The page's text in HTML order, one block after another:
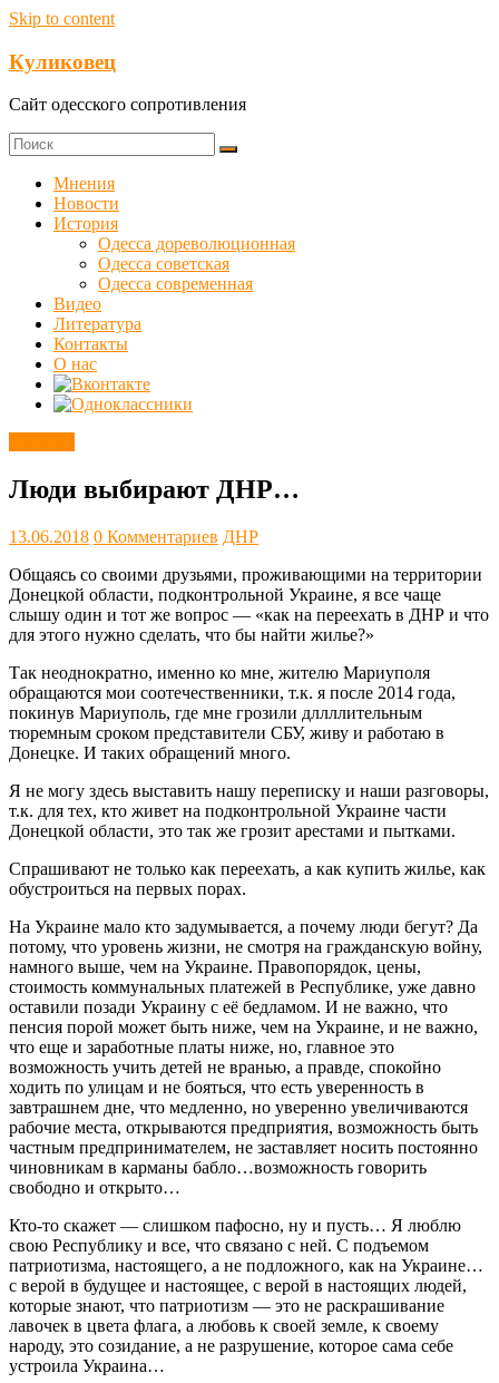
Skip to content
Куликовец
Сайт одесского сопротивления
Мнения
Новости
История
Одесса дореволюционная
Одесса советская
Одесса современная
Видео
Литература
Контакты
О нас
Люди выбирают ДНР…
13.06.2018 0 Комментариев ДНР
Общаясь со своими друзьями, проживающими на территории
Донецкой области, подконтрольной Украине, я все чаще
слышу один и тот же вопрос — «как на переехать в ДНР и что
для этого нужно сделать, что бы найти жилье?»
Так неоднократно, именно ко мне, жителю Мариуполя
обращаются мои соотечественники, т.к. я после 2014 года,
покинув Мариуполь, где мне грозили дллллительным
тюремным сроком представители СБУ, живу и работаю в
Донецке. И таких обращений много.
Я не могу здесь выставить нашу переписку и наши разговоры,
т.к. для тех, кто живет на подконтрольной Украине части
Донецкой области, это так же грозит арестами и пытками.
Спрашивают не только как переехать, а как купить жилье, как
обустроиться на первых порах.
На Украине мало кто задумывается, а почему люди бегут? Да
потому, что уровень жизни, не смотря на гражданскую войну,
намного выше, чем на Украине. Правопорядок, цены,
стоимость коммунальных платежей в Республике, уже давно
оставили позади Украину с её бедламом. И не важно, что
пенсия порой может быть ниже, чем на Украине, и не важно,
что еще и заработные платы ниже, но, главное это
возможность учить детей не вранью, а правде, спокойно
ходить по улицам и не бояться, что есть уверенность в
завтрашнем дне, что медленно, но уверенно увеличиваются
рабочие места, открываются предприятия, возможность быть
частным предпринимателем, не заставляет носить постоянно
чиновникам в карманы бабло…возможность говорить
свободно и открыто…
Кто-то скажет — слишком пафосно, ну и пусть… Я люблю
свою Республику и все, что связано с ней. С подъемом
патриотизма, настоящего, а не подложного, как на Украине…
с верой в будущее и настоящее, с верой в настоящих людей,
которые знают, что патриотизм — это не раскрашивание
лавочек в цвета флага, а любовь к своей земле, к своему
народу, это созидание, а не разрушение, которое сама себе
устроила Украина…